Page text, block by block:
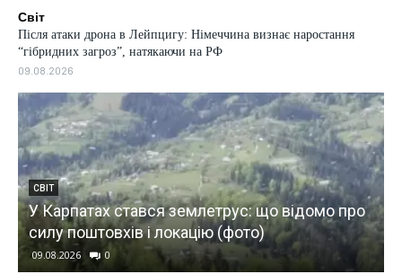
Світ
Після атаки дрона в Лейпцигу: Німеччина визнає наростання
“гібридних загроз”, натякаючи на РФ
09.08.2026
що відомо про
СВІТ
Понад 20 тисяч утікачів: у
надзвичайний стан через
(відео)
09.08.2026